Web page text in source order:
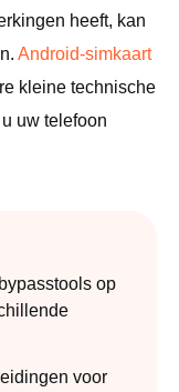
heeft, kan
Android-simkaart
kleine technische
uw telefoon
op
voor